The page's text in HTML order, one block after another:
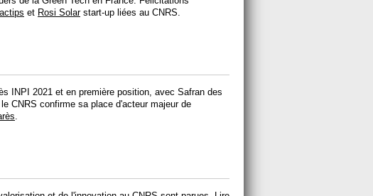
et Rosi Solarstart-up liées au CNRS.
INPI 2021 et en première position, avec Safran des
CNRS confirme sa place d'acteur majeur de
.